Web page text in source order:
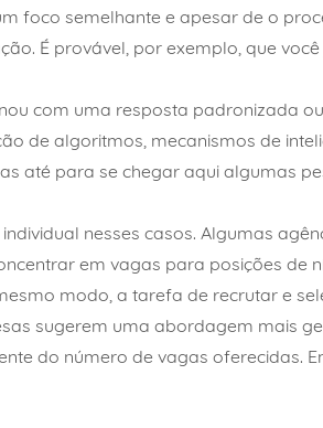
foco semelhante e apesar de o
É provável, por exemplo, que
com uma resposta padronizada
de algoritmos, mecanismos de
até para se chegar aqui algumas
nesses casos. Algumas
em vagas para posições de
modo, a tarefa de recrutar e
sugerem uma abordagem mais
do número de vagas oferecidas.